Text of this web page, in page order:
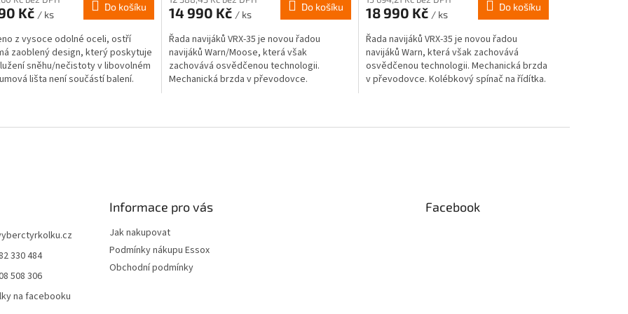
Kč / ks
Do košíku
z vysoce odolné oceli, ostří
zaoblený design, který poskytuje
sněhu/nečistoty v libovolném
lišta není součástí balení.
14 990 Kč / ks
Do košíku
Řada navijáků VRX-35 je novou řadou
navijáků Warn/Moose, která však
zachovává osvědčenou technologii.
Mechanická brzda v převodovce.
18 990 Kč / ks
Do košíku
Řada navijáků VRX-35 je novou řadou
navijáků Warn, která však zachovává
osvědčenou technologii. Mechanická brzda
v převodovce. Kolébkový spínač na řídítka.
v
330 484
508 306
na facebooku
Informace pro vás
Jak nakupovat
Podmínky nákupu Essox
Obchodní podmínky
Facebook